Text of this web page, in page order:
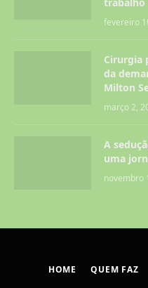
fevereiro
Cirurgia
da
Milton
março 2,
A
uma
novembro
HOME QUEM FAZ